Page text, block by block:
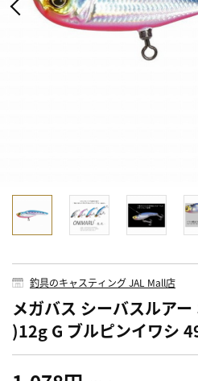
釣具のキャスティング JAL Mall店
メガバス シーバスルア
)12g G ブルピンイワシ